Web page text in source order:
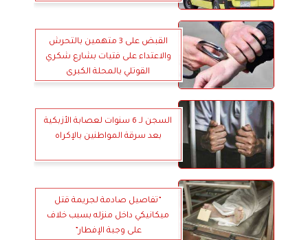
القبض على 3 متهمين بالتحرش
والاعتداء على فتيات بشارع شكري
القوتلي بالمحلة الكبرى
السجن لـ 6 سنوات لعصابة الأزبكية
بعد سرقة المواطنين بالإكراه
”تفاصيل صادمة لجريمة قتل
ميكانيكي داخل منزله بسبب خلاف
على وجبة الإفطار”